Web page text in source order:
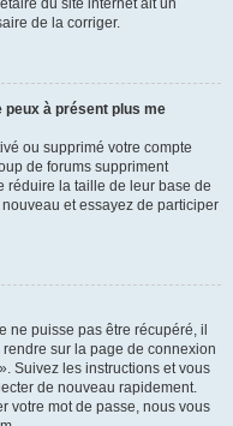
du site internet ait un
de la corriger.
peux à présent plus me
ou supprimé votre compte
de forums suppriment
réduire la taille de leur base de
et essayez de participer
ne puisse pas être récupéré, il
sur la page de connexion
Suivez les instructions et vous
de nouveau rapidement.
votre mot de passe, nous vous